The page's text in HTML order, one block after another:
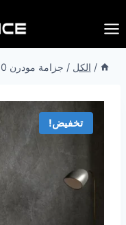
إلى
المحتوى
/ الكل / جزامة مودرن 80 سم قلاب Qalab-425
تخفيض!